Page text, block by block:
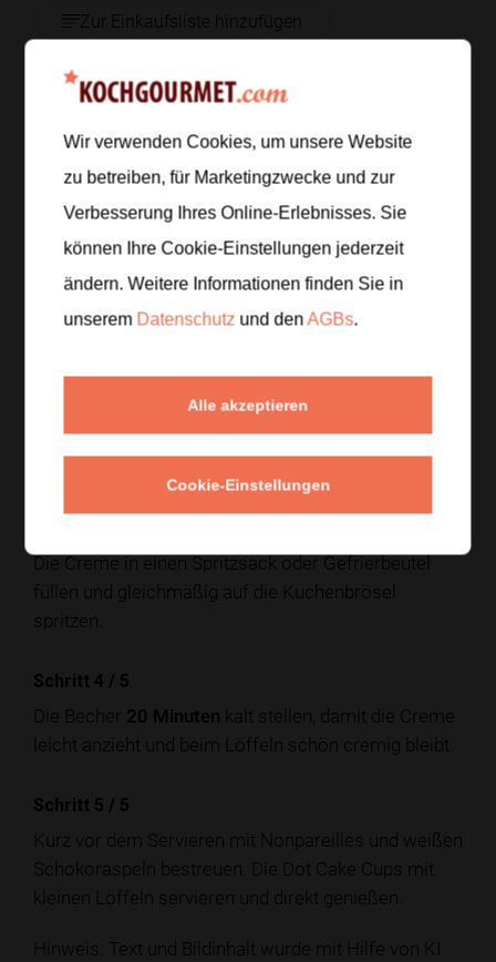
Zur Einkaufsliste hinzufügen
Zubereitung
Den Rührkuchen mit den Fingern grob zerbröseln
und auf sechs kleine Becher verteilen. Die Brösel nur
leicht andrücken, damit die Cups locker bleiben.
Frischkäse, Staubzucker, Vanilleextrakt und Salz glatt
rühren. Das Schlagobers steif schlagen und
vorsichtig unterheben, bis eine luftige Creme
Die Creme in einen Spritzsack oder Gefrierbeutel
füllen und gleichmäßig auf die Kuchenbrösel
spritzen.
Schritt 4 / 5
Die Becher 20 Minuten kalt stellen, damit die Creme
leicht anzieht und beim Löffeln schön cremig bleibt.
Schritt 5 / 5
Kurz vor dem Servieren mit Nonpareilles und weißen
Schokoraspeln bestreuen. Die Dot Cake Cups mit
kleinen Löffeln servieren und direkt genießen.
Hinweis: Text und Bildinhalt wurde mit Hilfe von KI
Wir verwenden Cookies, um unsere Website
zu betreiben, für Marketingzwecke und zur
Verbesserung Ihres Online-Erlebnisses. Sie
können Ihre Cookie-Einstellungen jederzeit
ändern. Weitere Informationen finden Sie in
unserem Datenschutz und denAGBs.
Alle akzeptieren
Cookie-Einstellungen